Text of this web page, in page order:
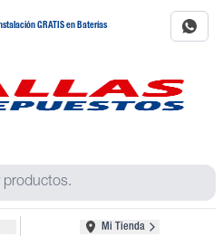
GRATIS en Baterías
Mi Tienda